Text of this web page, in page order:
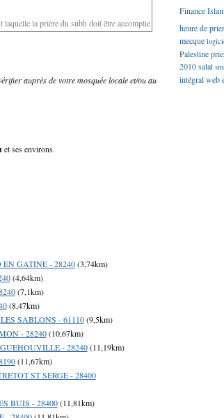
la prière du subh doit être accomplie
auprès de votre mosquée locale et/ou au
et ses environs.
GATINE - 28240(3,74km)
(4,64km)
(7,1km)
(8,47km)
SABLONS - 61110(9,5km)
- 28240(10,67km)
- 28240(11,19km)
(11,67km)
ST SERGE - 28400
BUIS - 28400(11,81km)
Finance
heure de
mecque
Palestine
2010salat
intégralweb